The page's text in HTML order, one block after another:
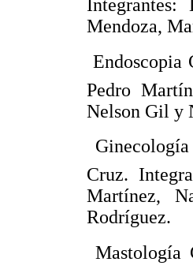
Mendoza,

Pedro
Nelson Gil y

Cruz.
Martínez,
Rodríguez.
